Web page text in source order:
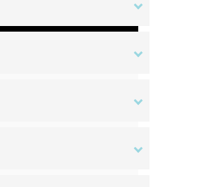
す。
して返品交換を受け付